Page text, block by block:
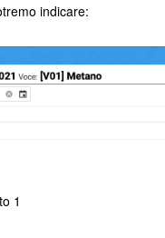
indicare:
1